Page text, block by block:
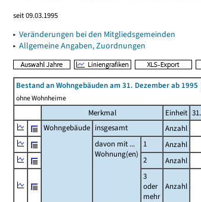
seit 09.03.1995
▸ Veränderungen bei den Mitgliedsgemeinden
▸ Allgemeine Angaben, Zuordnungen
Bestand an Wohngebäuden am 31. Dezember ab 1995
ohne Wohnheime
Merkmal Einheit
Wohngebäude insgesamt Anzahl
davon mit ...
Wohnung(en)
1 Anzahl
2
Anzahl
3
oder
mehr
Anzahl